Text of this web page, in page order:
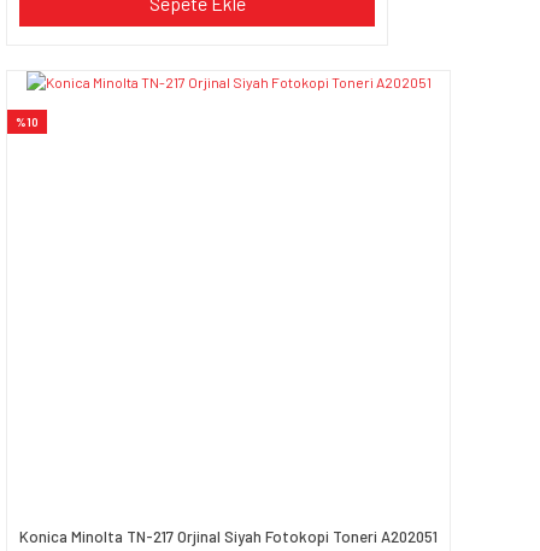
%10
Konica Minolta TN-217 Orjinal Siyah Fotokopi Toneri A202051